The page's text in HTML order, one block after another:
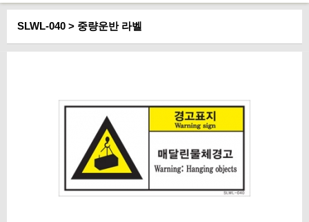
SLWL-040 > 중량운반 라벨